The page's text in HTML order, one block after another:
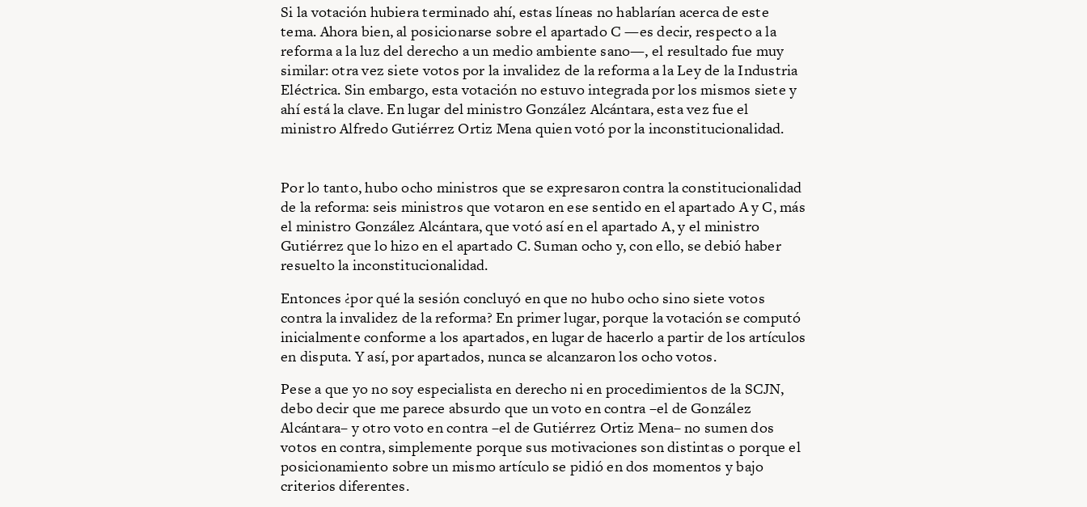
Si la votación hubiera terminado ahí, estas líneas no hablarían acerca de este
tema. Ahora bien, al posicionarse sobre el apartado C —es decir, respecto a la
reforma a la luz del derecho a un medio ambiente sano—, el resultado fue muy
similar: otra vez siete votos por la invalidez de la reforma a la Ley de la Industria
Eléctrica. Sin embargo, esta votación no estuvo integrada por los mismos siete y
ahí está la clave. En lugar del ministro González Alcántara, esta vez fue el
ministro Alfredo Gutiérrez Ortiz Mena quien votó por la inconstitucionalidad.
Por lo tanto, hubo ocho ministros que se expresaron contra la constitucionalidad
de la reforma: seis ministros que votaron en ese sentido en el apartado A y C, más
el ministro González Alcántara, que votó así en el apartado A, y el ministro
Gutiérrez que lo hizo en el apartado C. Suman ocho y, con ello, se debió haber
resuelto la inconstitucionalidad.
Entonces ¿por qué la sesión concluyó en que no hubo ocho sino siete votos
contra la invalidez de la reforma? En primer lugar, porque la votación se computó
inicialmente conforme a los apartados, en lugar de hacerlo a partir de los artículos
en disputa. Y así, por apartados, nunca se alcanzaron los ocho votos.
Pese a que yo no soy especialista en derecho ni en procedimientos de la SCJN,
debo decir que me parece absurdo que un voto en contra –el de González
Alcántara– y otro voto en contra –el de Gutiérrez Ortiz Mena– no sumen dos
votos en contra, simplemente porque sus motivaciones son distintas o porque el
posicionamiento sobre un mismo artículo se pidió en dos momentos y bajo
criterios diferentes.